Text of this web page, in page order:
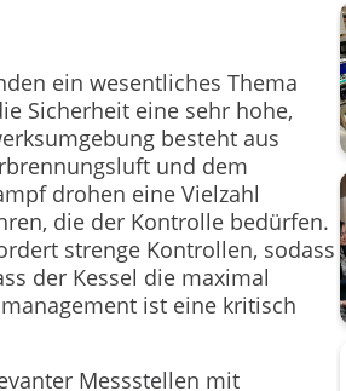
ein wesentliches Thema
Sicherheit eine sehr hohe,
besteht aus
und dem
drohen eine Vielzahl
die der Kontrolle bedürfen.
strenge Kontrollen, sodass
der Kessel die maximal
ist eine kritisch
Messstellen mit